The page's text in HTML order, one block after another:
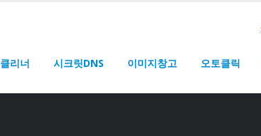
리너 시크릿DNS 이미지창고 오토클릭